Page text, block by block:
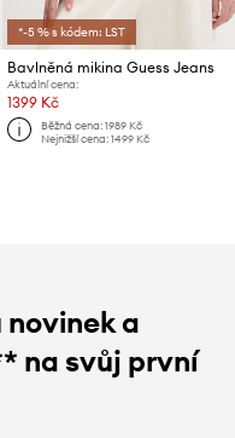
*-5 % s kódem: LST
Bavlněná mikina Guess Jeans
Aktuální cena:
1399 Kč
Běžná cena: 1989 Kč
Nejnižší cena: 1499 Kč
novinek a
na svůj první